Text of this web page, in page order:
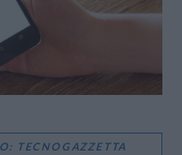
TECNOGAZZETTA